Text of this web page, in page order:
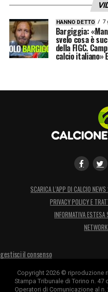
HANNO DETTO 7
Bargiggia:
svelo cosa è
della FIGC.
calcio italiano»
SCARICA L’APP DI CALCIO
PRIVACY POLICY E
INFORMATIVA ESTESA
gestisci il consenso
Copyright 2026 © riproduzione
Stampa Tribunale di Torino n.
Operatori di Comunicazione al n.